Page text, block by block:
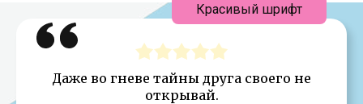
Даже во гневе тайны друга своего не
открывай.
Красивый шрифт